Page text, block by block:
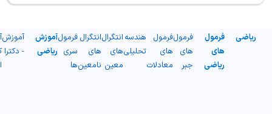
ریاضی
فرمول
های
ریاضی
فرمول
های
جبر
فرمول
های
معادلات
هندسه
تحلیلی
انتگرال
های
معین
انتگرال
های
نامعین
فرمول
سری
ها
آموزش
ریاضی
آموزش
- دکترا